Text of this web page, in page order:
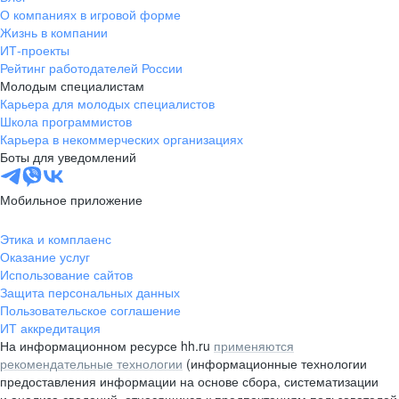
— на том самом первом
собеседовании. Но на самом деле,
Альфа-Банк научил меня
главному: строить не просто
карьеру, а траекторию. Здесь нет
потолка, а только новые
горизонты.
О компаниях в игровой форме
Жизнь в компании
ИТ-проекты
Рейтинг работодателей России
Молодым специалистам
Карьера для молодых специалистов
Школа программистов
Карьера в некоммерческих организациях
Боты для уведомлений
Мобильное приложение
Этика и комплаенс
Оказание услуг
Использование сайтов
Защита персональных данных
Пользовательское соглашение
ИТ аккредитация
На информационном ресурсе hh.ru применяются
рекомендательные технологии (информационные технологии
предоставления информации на основе сбора, систематизации